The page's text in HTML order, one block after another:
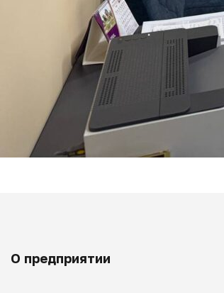
О предприятии